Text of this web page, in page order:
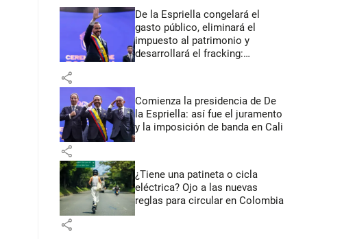
De la Espriella congelará el
gasto público, eliminará el
impuesto al patrimonio y
desarrollará el fracking:
share
Comienza la presidencia de De
la Espriella: así fue el juramento
y la imposición de banda en Cali
share
¿Tiene una patineta o cicla
eléctrica? Ojo a las nuevas
reglas para circular en Colombia
share